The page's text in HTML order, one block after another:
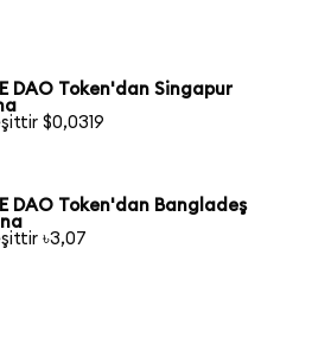
DAO Token'dan Singapur
$0,0319
DAO Token'dan Bangladeş
৳3,07